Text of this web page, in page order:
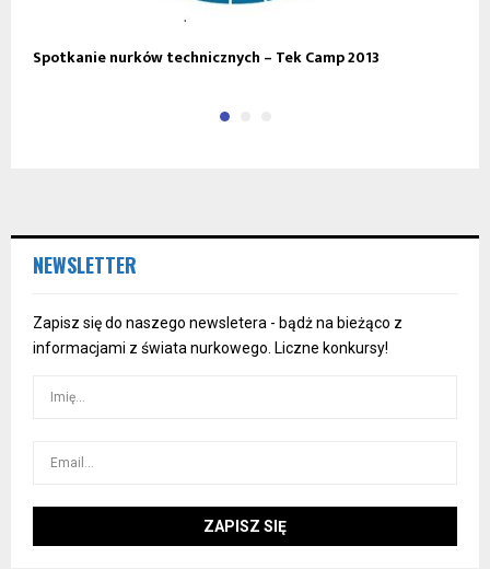
Spotkanie nurków technicznych – Tek Camp 2013
NEWSLETTER
Zapisz się do naszego newsletera - bądż na bieżąco z
informacjami z świata nurkowego. Liczne konkursy!